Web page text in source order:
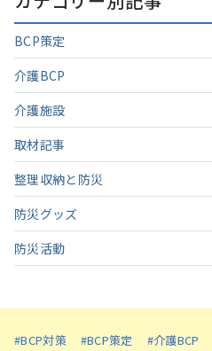
BCP策定
介護BCP
介護施設
取材記事
整理収納と防災
防災グッズ
防災活動
#BCP対策 #BCP策定 #介護BCP